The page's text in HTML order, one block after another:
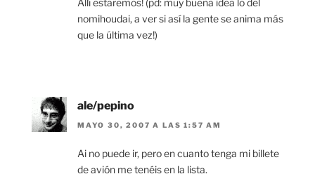
nomihoudai, a ver si así la gente se anima más
que la última vez!)
ale/pepino
MAYO 30, 2007 A LAS 1:57 AM
Ai no puede ir, pero en cuanto tenga mi billete
de avión me tenéis en la lista.